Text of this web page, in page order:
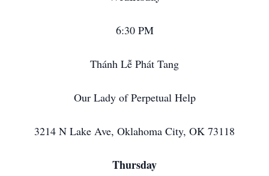
6:30 PM
Thánh Lễ Phát Tang
Our Lady of Perpetual Help
3214 N Lake Ave, Oklahoma City, OK 73118
Thursday